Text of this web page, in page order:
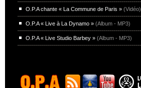
O.P.A chante « La Commune de Paris » (Vidéo)
O.P.A « Live à La Dynamo » (Album - MP3)
O.P.A « Live Studio Barbey » (Album - MP3)